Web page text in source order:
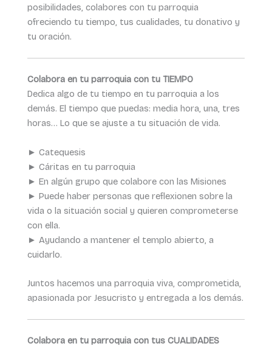
posibilidades, colabores con tu parroquia
ofreciendo tu tiempo, tus cualidades, tu donativo y
tu oración.
Colabora en tu parroquia con tu TIEMPO
Dedica algo de tu tiempo en tu parroquia a los
demás. El tiempo que puedas: media hora, una, tres
horas… Lo que se ajuste a tu situación de vida.
► Catequesis
► Cáritas en tu parroquia
► En algún grupo que colabore con las Misiones
► Puede haber personas que reflexionen sobre la
vida o la situación social y quieren comprometerse
con ella.
► Ayudando a mantener el templo abierto, a
cuidarlo.
Juntos hacemos una parroquia viva, comprometida,
apasionada por Jesucristo y entregada a los demás.
Colabora en tu parroquia con tus CUALIDADES